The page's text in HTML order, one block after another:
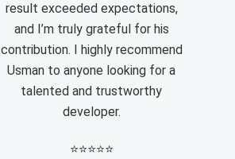
result exceeded expectations,
and I’m truly grateful for his
contribution. I highly recommend
Usman to anyone looking for a
talented and trustworthy
developer.
⭐⭐⭐⭐⭐